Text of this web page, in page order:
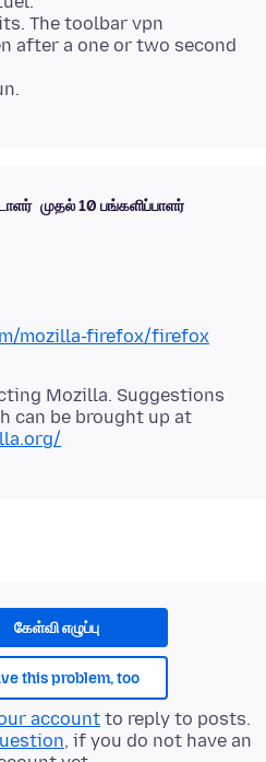
The toolbar vpn
after a one or two second
முதல் 10 பங்களிப்பாளர்
mozilla-firefox/firefox
Mozilla. Suggestions
can be brought up at
கேள்வி எழுப்பு
this problem, too
account to reply to posts.
, if you do not have an